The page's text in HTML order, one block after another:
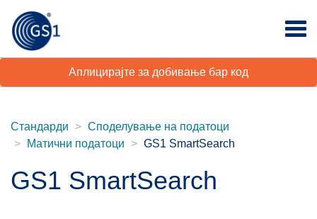
Аплицирајте за добивање бар код
Стандарди
Споделување на податоци
Матични податоци
GS1 SmartSearch
GS1 SmartSearch